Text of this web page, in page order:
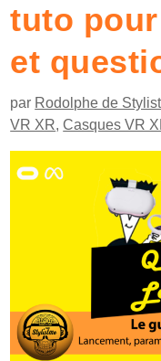
tuto
et
par Rodolphe de
VR XR,Casques VR